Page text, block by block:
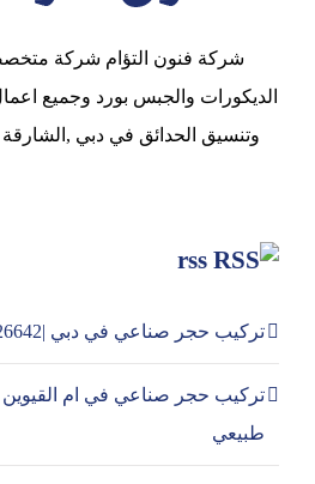
شركة فنون التؤام شركة
الديكورات والجبس بورد وجميع
وتنسيق الحدائق في دبي
rss
تركيب حجر صناعي في دبي |0544026642| حجر طبيعي
طبيعي